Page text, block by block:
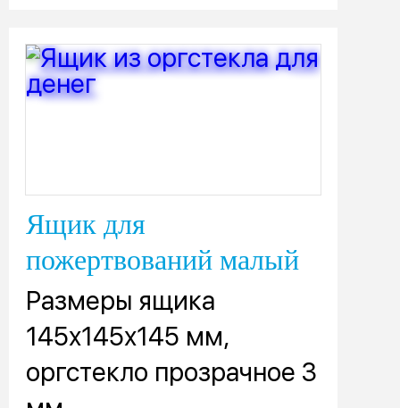
Ящик для
пожертвований малый
Размеры ящика
145х145х145 мм,
оргстекло прозрачное 3